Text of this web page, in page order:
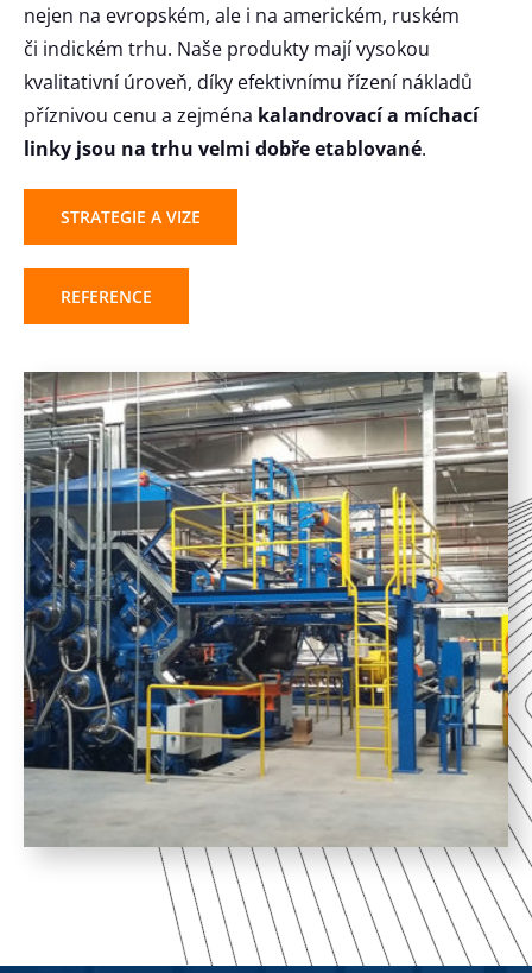
nejen na evropském, ale i na americkém, ruském
či indickém trhu. Naše produkty mají vysokou
kvalitativní úroveň, díky efektivnímu řízení nákladů
příznivou cenu a zejména kalandrovací a míchací
linky jsou na trhu velmi dobře etablované.
STRATEGIE A VIZE
REFERENCE